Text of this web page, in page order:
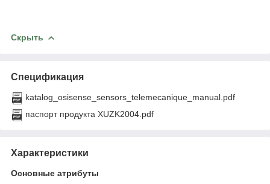
Скрыть
Спецификация
katalog_osisense_sensors_telemecanique_manual.pdf
паспорт продукта XUZK2004.pdf
Характеристики
Основные атрибуты